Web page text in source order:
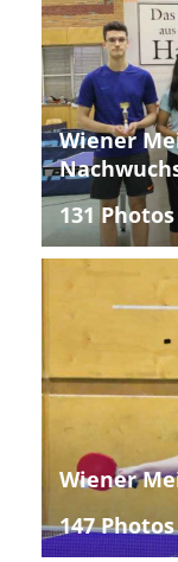
Wiener
131 Photos
Wiener
147 Photos